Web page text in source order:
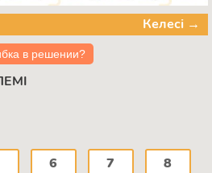
Келесі →
в решении?
6 7 8